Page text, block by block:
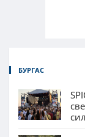
БУРГАС